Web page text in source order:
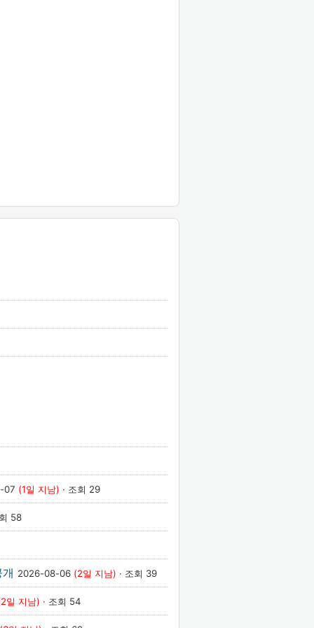
07 (1일 지남) · 조회 29
58
2026-08-06 (2일 지남) · 조회 39
일 지남) · 조회 54